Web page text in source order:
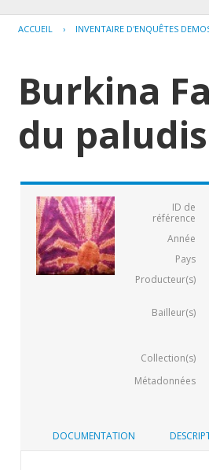
ACCUEIL › INVENTAIRE D'ENQUÊTES
Burkina
du
ID de
référence
Année
Pays
Producteur(s)
Bailleur(s)
Collection(s)
Métadonnées
DOCUMENTATION